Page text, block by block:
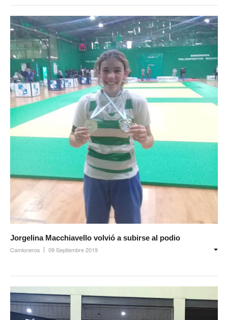
Jorgelina Macchiavello volvió a subirse al podio
Camioneros 09 Septiembre 2019